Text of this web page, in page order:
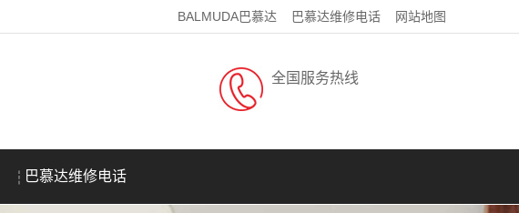
BALMUDA巴慕达 巴慕达维修电话 网站地图
全国服务热线
巴慕达维修电话